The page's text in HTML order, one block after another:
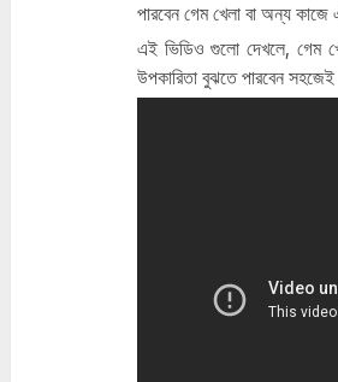
পারবেন গেম খেলা বা অন্য কাজে
এই ভিডিও গুলো দেখলে,
উপকারিতা বুঝতে পারবেন